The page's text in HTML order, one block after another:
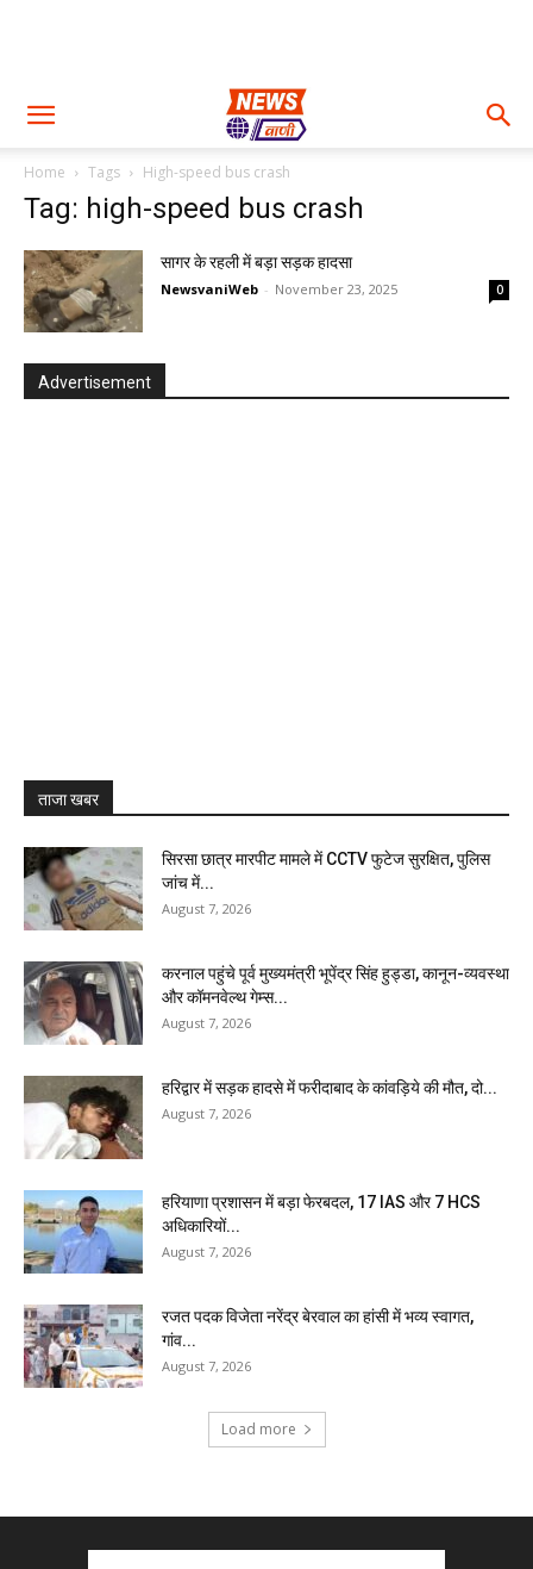
Home Tags High-speed bus crash
Tag: high-speed bus crash
सागर के रहली में बड़ा सड़क हादसा
NewsvaniWeb - November 23, 2025 0
Advertisement
ताजा खबर
सिरसा छात्र मारपीट मामले में CCTV फुटेज सुरक्षित, पुलिस
जांच में...
August 7, 2026
करनाल पहुंचे पूर्व मुख्यमंत्री भूपेंद्र सिंह हुड्डा, कानून-व्यवस्था
और कॉमनवेल्थ गेम्स...
August 7, 2026
हरिद्वार में सड़क हादसे में फरीदाबाद के कांवड़िये की मौत, दो...
August 7, 2026
हरियाणा प्रशासन में बड़ा फेरबदल, 17 IAS और 7 HCS
अधिकारियों...
August 7, 2026
रजत पदक विजेता नरेंद्र बेरवाल का हांसी में भव्य स्वागत,
गांव...
August 7, 2026
Load more